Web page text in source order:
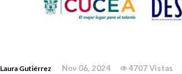
Laura Gutiérrez Nov 06, 2024 4707 Vistas